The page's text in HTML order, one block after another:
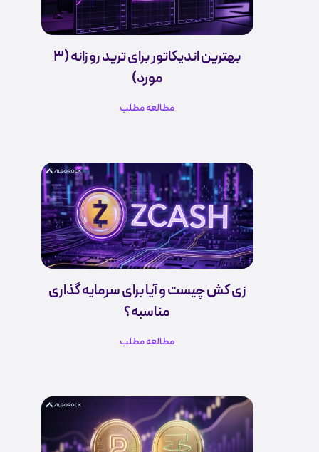
بهترین اندیکاتور برای ترید روزانه (3
مورد)
مطالعه مطلب
زی کش چیست و آیا برای سرمایه گذاری
مناسبه؟
مطالعه مطلب